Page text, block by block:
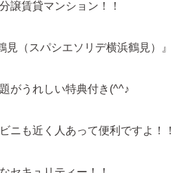
譲賃貸マンション！！
見（スパシエソリデ横浜鶴見）』
がうれしい特典付き(^^♪
ニも近く人あって便利ですよ！